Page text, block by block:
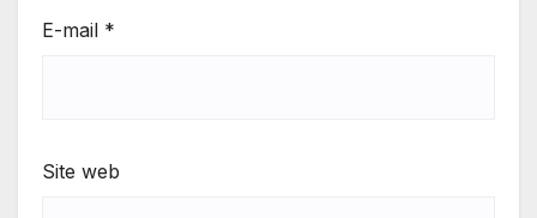
E-mail *
Site web